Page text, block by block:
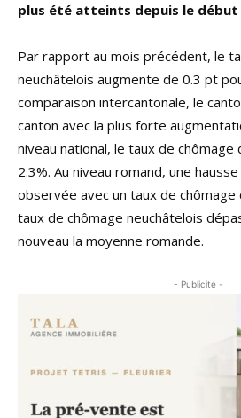
plus été atteints depuis le début
Par rapport au mois précédent, le
neuchâtelois augmente de 0.3 pt
comparaison intercantonale, le
canton avec la plus forte
niveau national, le taux de
2.3%. Au niveau romand, une
observée avec un taux de chômage
taux de chômage neuchâtelois
nouveau la moyenne romande.
- Publicité -